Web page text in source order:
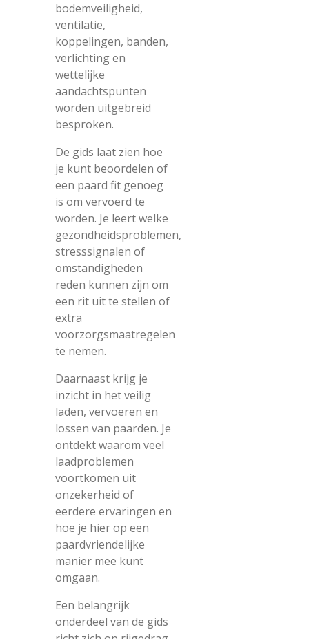
bodemveiligheid,
ventilatie,
koppelingen, banden,
verlichting en
wettelijke
aandachtspunten
worden uitgebreid
besproken.
De gids laat zien hoe
je kunt beoordelen of
een paard fit genoeg
is om vervoerd te
worden. Je leert welke
gezondheidsproblemen,
stresssignalen of
omstandigheden
reden kunnen zijn om
een rit uit te stellen of
extra
voorzorgsmaatregelen
te nemen.
Daarnaast krijg je
inzicht in het veilig
laden, vervoeren en
lossen van paarden. Je
ontdekt waarom veel
laadproblemen
voortkomen uit
onzekerheid of
eerdere ervaringen en
hoe je hier op een
paardvriendelijke
manier mee kunt
omgaan.
Een belangrijk
onderdeel van de gids